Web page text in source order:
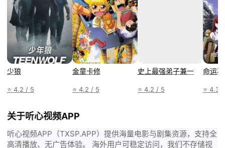
少狼
⭐ 4.2 / 5
金童卡修
⭐ 4.2 / 5
史上最强弟子兼一
⭐ 4.2 / 5
命运
⭐ 4.3
关于听心视频APP
听心视频APP（TXSP.APP）提供海量电影与剧集资源，支持全
高清播放、无广告体验。 海外用户可稳定访问，我们不存储视